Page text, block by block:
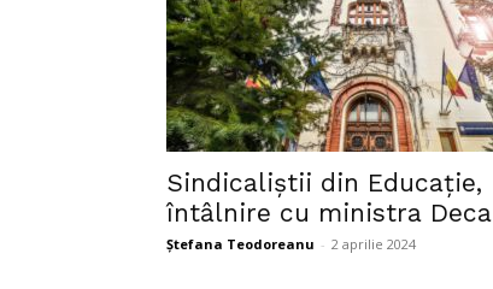
Sindicaliștii din Educație,
întâlnire cu ministra Deca
Ștefana Teodoreanu - 2 aprilie 2024